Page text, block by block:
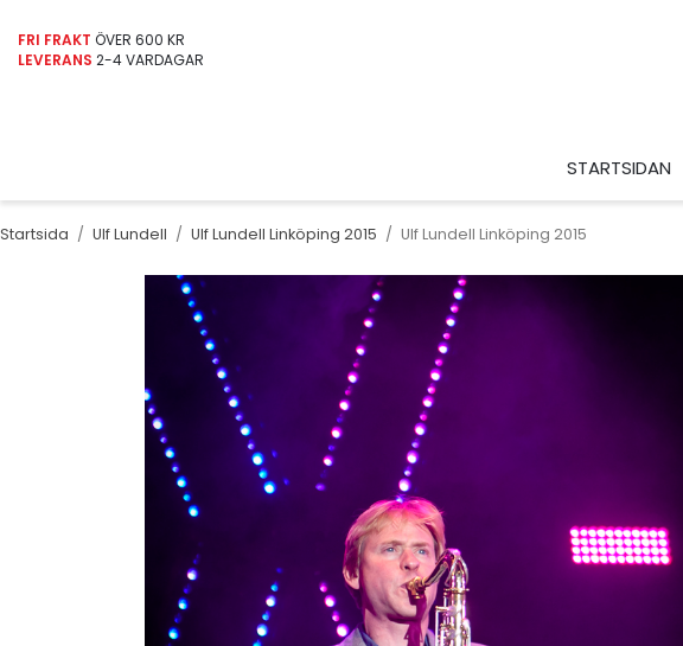
FRI FRAKT ÖVER 600 KR
LEVERANS 2-4 VARDAGAR
STARTSIDAN
Startsida / Ulf Lundell / Ulf Lundell Linköping 2015 / Ulf Lundell Linköping 2015